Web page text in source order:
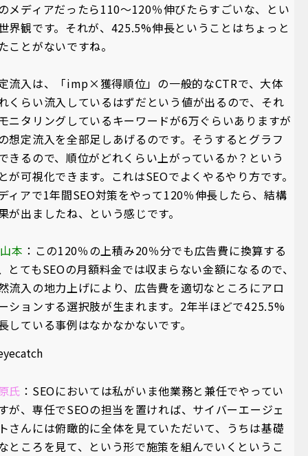
メディアだったら110～120％伸びたらすごいな、とい
界観です。それが、425.5%伸長ということはちょっと
ことがないですね。
流入は、「imp×獲得順位」の一般的なCTRで、大体
くらい流入しているはずだという値が出るので、それ
ニタリングしているキーワードが6万ぐらいありますが
想定流入を全部足しあげるのです。そうするとグラフ
きるので、順位がどれくらい上がっているか？という
が可視化できます。これはSEOでよくやるやり方です。
ィアで1年間SEO対策をやって120％伸長したら、結構
が出ましたね、という感じです。
本 ：この120％の上積み20％分でも広告費に換算する
とてもSEOの月額料金では収まらない金額になるので、
流入の地力上げにより、広告費を適切なところにアロ
ションする選択肢が生まれます。2年半ほどで425.5%
している事例はなかなかないです。
氏 ：SEOにおいては私がいま他業務と兼任でやってい
が、専任でSEOの担当を置ければ、サイバーエージェ
さんには俯瞰的に全体を見ていただいて、うちは基礎
ところを見て、という形で施策を組んでいくというこ